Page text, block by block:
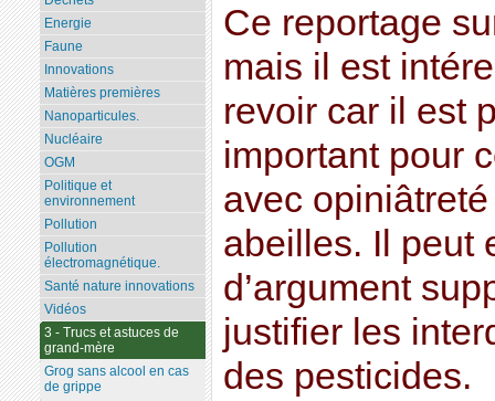
Ce reportage
mais il est
revoir car il est
important pour
avec
abeilles. Il peut
d’argument
justifier les
des pesticides.
Energie
Faune
Innovations
Matières premières
Nanoparticules.
Nucléaire
OGM
Politique et
environnement
Pollution
Pollution
électromagnétique.
Santé nature innovations
Vidéos
3 - Trucs et astuces de
grand-mère
Grog sans alcool en cas
de grippe